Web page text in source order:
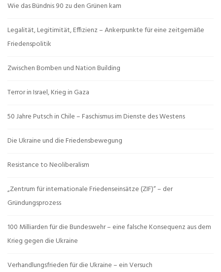
Wie das Bündnis 90 zu den Grünen kam
Legalität, Legitimität, Effizienz – Ankerpunkte für eine zeitgemäße
Friedenspolitik
Zwischen Bomben und Nation Building
Terror in Israel, Krieg in Gaza
50 Jahre Putsch in Chile – Faschismus im Dienste des Westens
Die Ukraine und die Friedensbewegung
Resistance to Neoliberalism
„Zentrum für internationale Friedenseinsätze (ZIF)“ – der
Gründungsprozess
100 Milliarden für die Bundeswehr – eine falsche Konsequenz aus dem
Krieg gegen die Ukraine
Verhandlungsfrieden für die Ukraine – ein Versuch